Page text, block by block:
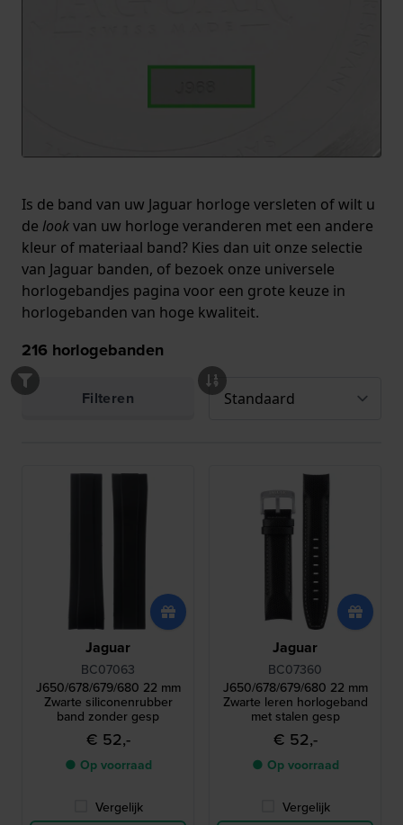
Is de band van uw Jaguar horloge versleten of wilt u
de lookvan uw horloge veranderen met een andere
kleur of materiaal band? Kies dan uit onze selectie
van Jaguar banden, of bezoek onze universele
horlogebandjes pagina voor een grote keuze in
horlogebanden van hoge kwaliteit.
216 horlogebanden
Filteren
Jaguar
BC07063
J650/678/679/680 22 mm
Zwarte siliconenrubber
band zonder gesp
€ 52,-
● Op voorraad
Vergelijk
Jaguar
BC07360
J650/678/679/680 22 mm
Zwarte leren horlogeband
met stalen gesp
€ 52,-
● Op voorraad
Vergelijk